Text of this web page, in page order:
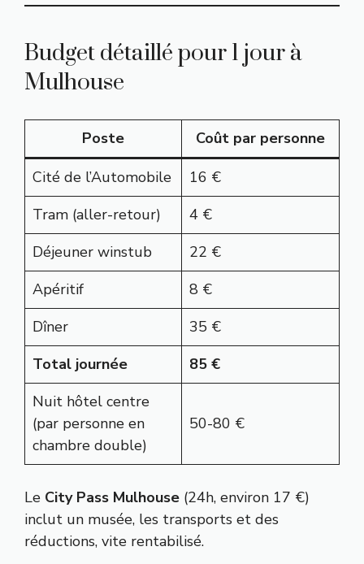
Budget détaillé pour 1 jour à
Mulhouse
Poste
Coût par personne
Cité de l’Automobile
16 €
Tram (aller-retour)
4 €
Déjeuner winstub
22 €
Apéritif
8 €
Dîner
35 €
Total journée
85 €
Nuit hôtel centre
(par personne en
chambre double)
50-80 €
Le City Pass Mulhouse (24h, environ 17 €)
inclut un musée, les transports et des
réductions, vite rentabilisé.